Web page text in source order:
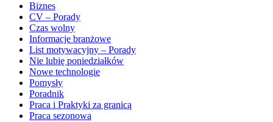
Biznes
CV – Porady
Czas wolny
Informacje branżowe
List motywacyjny – Porady
Nie lubię poniedziałków
Nowe technologie
Pomysły
Poradnik
Praca i Praktyki za granicą
Praca sezonowa